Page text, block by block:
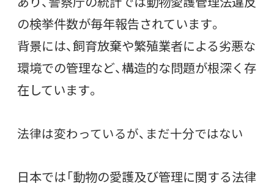
の検挙件数が毎年報告されています。
背景には、飼育放棄や繁殖業者による劣悪な
環境での管理など、構造的な問題が根深く存
在しています。
法律は変わっているが、まだ十分ではない
日本では「動物の愛護及び管理に関する法律